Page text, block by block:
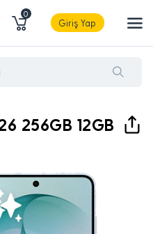
0
Giriş Yap
256GB 12GB